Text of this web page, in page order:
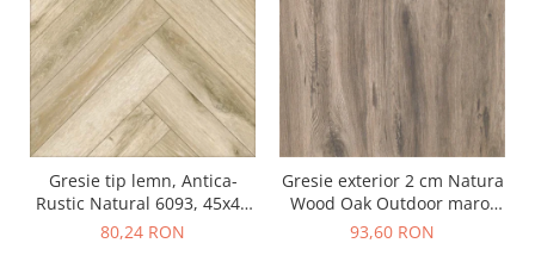
Gresie tip lemn, Antica-
Rustic Natural 6093, 45x45
cm, portelanata, bej, finisaj
80,24 RON
Gresie exterior 2 cm Natura
Wood Oak Outdoor maro,
0.73mp/cut
93,60 RON